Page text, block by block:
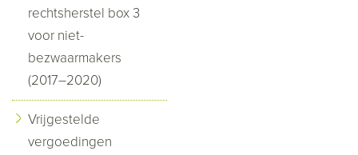
rechtsherstel box 3
voor niet-
bezwaarmakers
(2017–2020)
Vrijgestelde
vergoedingen